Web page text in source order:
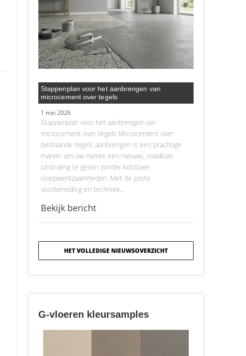
Stappenplan voor het aanbrengen van
microcement over tegels
1 mei 2026
Stappenplan voor het aanbrengen van
microcement over tegels Microcement over
bestaande tegels aanbrengen is een prachtige
manier om uw ruimte een nieuwe, naadloze
uitstraling te geven zonder kostbare
sloopwerkzaamheden. Met de juiste
voorbereiding en techniek…
Bekijk bericht
HET VOLLEDIGE NIEUWSOVERZICHT
G-vloeren kleursamples